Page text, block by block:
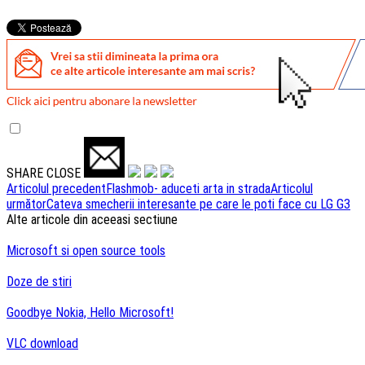
SHARE CLOSE
Navigare
articole
Articolul precedentFlashmob- aduceti arta in stradaArticolul
următorCateva smecherii interesante pe care le poti face cu LG G3
Alte articole din aceeasi sectiune
Microsoft si open source tools
Doze de stiri
Goodbye Nokia, Hello Microsoft!
VLC download